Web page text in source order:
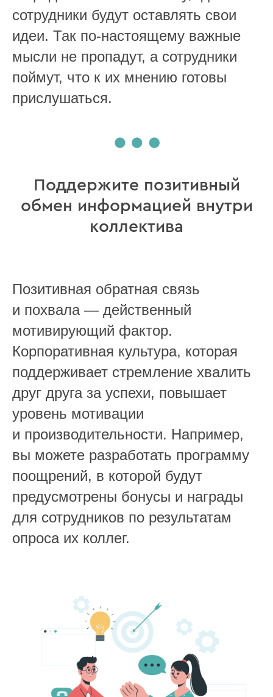
сотрудники будут оставлять свои
идеи. Так по-настоящему важные
мысли не пропадут, а сотрудники
поймут, что к их мнению готовы
прислушаться.
Поддержите позитивный
обмен информацией внутри
коллектива
Позитивная обратная связь
и похвала — действенный
мотивирующий фактор.
Корпоративная культура, которая
поддерживает стремление хвалить
друг друга за успехи, повышает
уровень мотивации
и производительности. Например,
вы можете разработать программу
поощрений, в которой будут
предусмотрены бонусы и награды
для сотрудников по результатам
опроса их коллег.